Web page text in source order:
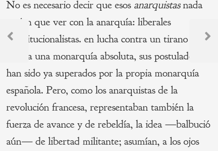
No es necesario decir que esos anarquistasnada
tenían que ver con la anarquía: liberales
constitucionalistas. en lucha contra un tirano y
contra una monarquía absoluta, sus postulados
han sido ya superados por la propia monarquía
española. Pero, como los anarquistas de la
revolución francesa, representaban también la
fuerza de avance y de rebeldía, la idea —balbució
aún— de libertad militante; asumían, a los ojos
Navegación
entradas
Post